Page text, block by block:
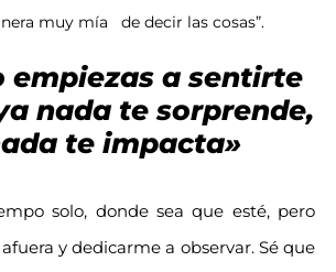
muy mía
de decir las cosas”.
empiezas a sentirte
nada te sorprende,
te impacta»
solo, donde sea que esté, pero
y dedicarme a observar. Sé que